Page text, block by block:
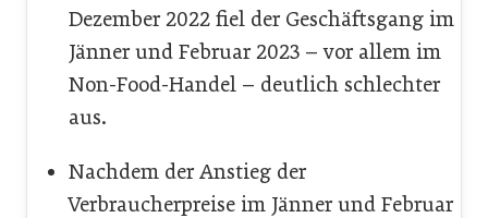
Dezember 2022 fiel der Geschäftsgang im
Jänner und Februar 2023 – vor allem im
Non-Food-Handel – deutlich schlechter
aus.
Nachdem der Anstieg der
Verbraucherpreise im Jänner und Februar